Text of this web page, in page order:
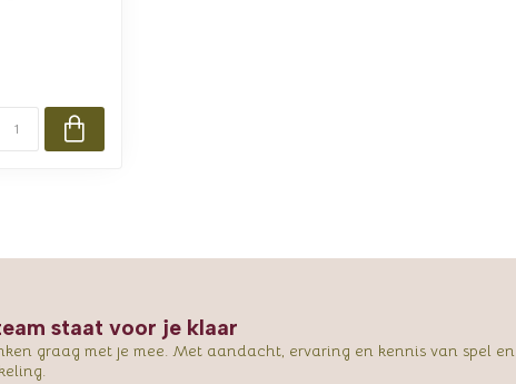
staat voor je klaar
graag met je mee. Met aandacht, ervaring en kennis van spel en